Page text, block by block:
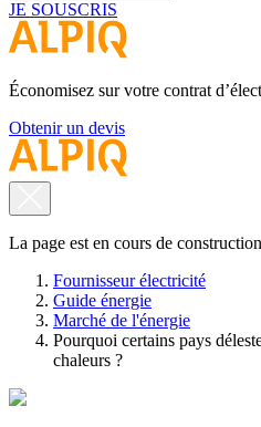
JE SOUSCRIS
Économisez sur votre contrat
Obtenir un devis
La page est en cours de construction
Fournisseur électricité
Guide énergie
Marché de l'énergie
Pourquoi certains pays
chaleurs ?